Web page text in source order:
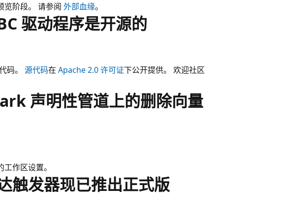
览阶段。 请参阅 外部血缘。
驱动程序是开源的
码。 源代码在 Apache 2.0 许可证下公开提供。 欢迎社区
声明性管道上的删除向量
作区设置。
触发器现已推出正式版